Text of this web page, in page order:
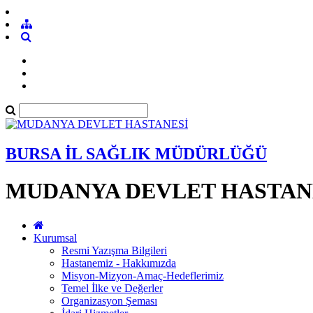
BURSA İL SAĞLIK MÜDÜRLÜĞÜ
MUDANYA DEVLET
Kurumsal
Resmi Yazışma Bilgileri
Hastanemiz - Hakkımızda
Misyon-Mizyon-Amaç-Hedeflerimiz
Temel İlke ve Değerler
Organizasyon Şeması